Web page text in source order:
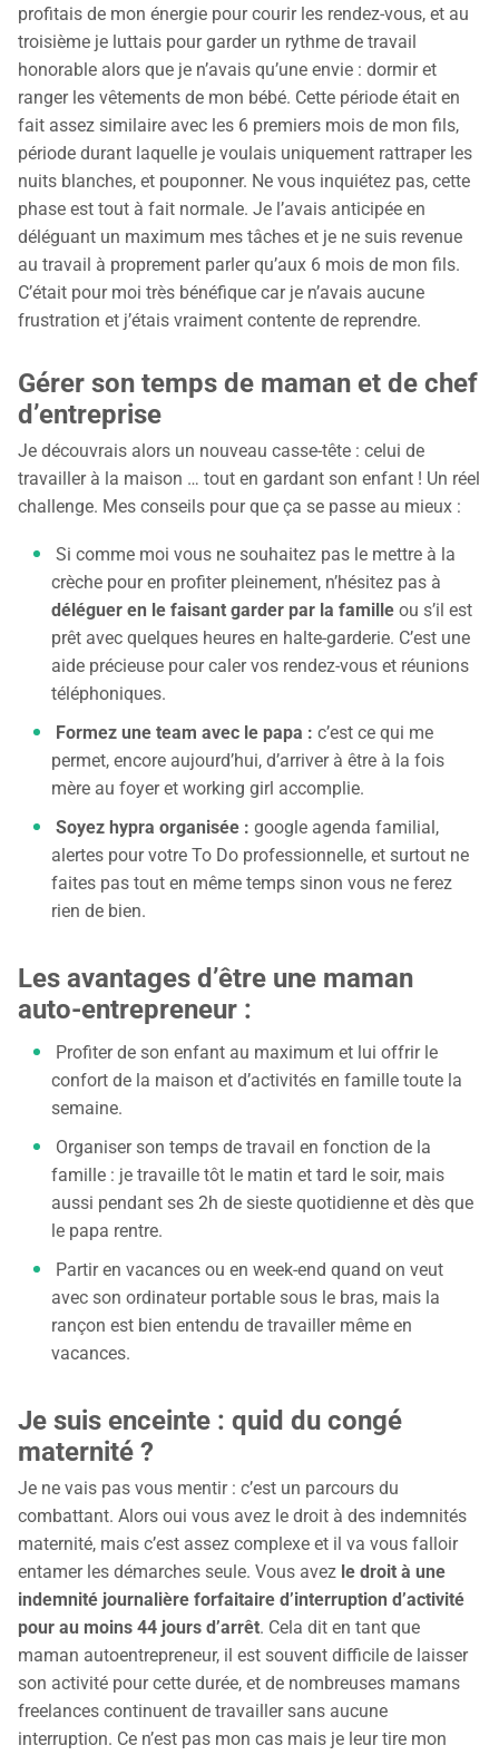
profitais de mon énergie pour courir les rendez-vous, et au
troisième je luttais pour garder un rythme de travail
honorable alors que je n’avais qu’une envie : dormir et
ranger les vêtements de mon bébé. Cette période était en
fait assez similaire avec les 6 premiers mois de mon fils,
période durant laquelle je voulais uniquement rattraper les
nuits blanches, et pouponner. Ne vous inquiétez pas, cette
phase est tout à fait normale. Je l’avais anticipée en
déléguant un maximum mes tâches et je ne suis revenue
au travail à proprement parler qu’aux 6 mois de mon fils.
C’était pour moi très bénéfique car je n’avais aucune
frustration et j’étais vraiment contente de reprendre.
Gérer son temps de maman et de chef
d’entreprise
Je découvrais alors un nouveau casse-tête : celui de
travailler à la maison … tout en gardant son enfant ! Un réel
challenge. Mes conseils pour que ça se passe au mieux :
Si comme moi vous ne souhaitez pas le mettre à la
crèche pour en profiter pleinement, n’hésitez pas à
déléguer en le faisant garder par la famille ou s’il est
prêt avec quelques heures en halte-garderie. C’est une
aide précieuse pour caler vos rendez-vous et réunions
téléphoniques.
Formez une team avec le papa : c’est ce qui me
permet, encore aujourd’hui, d’arriver à être à la fois
mère au foyer et working girl accomplie.
Soyez hypra organisée : google agenda familial,
alertes pour votre To Do professionnelle, et surtout ne
faites pas tout en même temps sinon vous ne ferez
rien de bien.
Les avantages d’être une maman
auto-entrepreneur :
Profiter de son enfant au maximum et lui offrir le
confort de la maison et d’activités en famille toute la
semaine.
Organiser son temps de travail en fonction de la
famille : je travaille tôt le matin et tard le soir, mais
aussi pendant ses 2h de sieste quotidienne et dès que
le papa rentre.
Partir en vacances ou en week-end quand on veut
avec son ordinateur portable sous le bras, mais la
rançon est bien entendu de travailler même en
vacances.
Je suis enceinte : quid du congé
maternité ?
Je ne vais pas vous mentir : c’est un parcours du
combattant. Alors oui vous avez le droit à des indemnités
maternité, mais c’est assez complexe et il va vous falloir
entamer les démarches seule. Vous avez le droit à une
indemnité journalière forfaitaire d’interruption d’activité
pour au moins 44 jours d’arrêt. Cela dit en tant que
maman autoentrepreneur, il est souvent difficile de laisser
son activité pour cette durée, et de nombreuses mamans
freelances continuent de travailler sans aucune
interruption. Ce n’est pas mon cas mais je leur tire mon